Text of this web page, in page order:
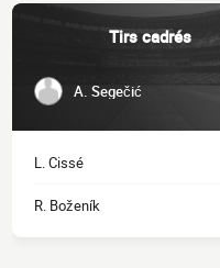
Tirs cadrés
A. Segečić
L. Cissé
R. Boženík